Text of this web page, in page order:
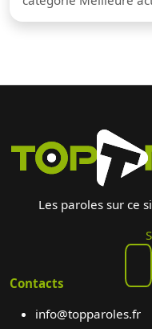
Les paroles sur ce
Contacts
info@topparoles.fr